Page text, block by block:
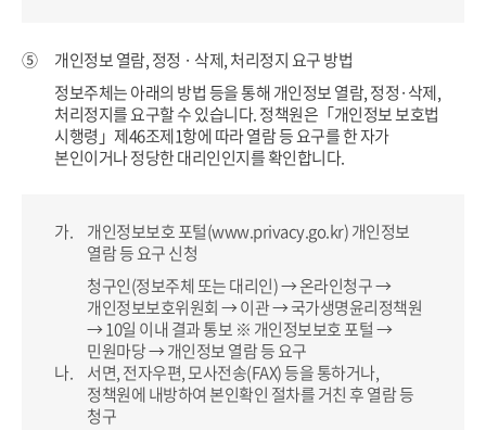
⑤
개인정보 열람, 정정 · 삭제, 처리정지 요구 방법
정보주체는 아래의 방법 등을 통해 개인정보 열람, 정정·삭제,
처리정지를 요구할 수 있습니다.정책원은「개인정보 보호법
시행령」제46조제1항에 따라 열람 등 요구를 한 자가
본인이거나 정당한 대리인인지를 확인합니다.
가.
개인정보보호 포털(www.privacy.go.kr) 개인정보
열람 등 요구 신청
청구인(정보주체 또는 대리인) → 온라인청구 →
개인정보보호위원회 → 이관 → 국가생명윤리정책원
→ 10일 이내 결과 통보 ※ 개인정보보호 포털 →
민원마당 → 개인정보 열람 등 요구
나.
서면, 전자우편, 모사전송(FAX) 등을 통하거나,
정책원에 내방하여 본인확인 절차를 거친 후 열람 등
청구